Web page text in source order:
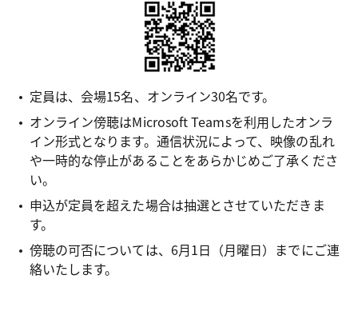
定員は、会場15名、オンライン30名です。
オンライン傍聴はMicrosoft Teamsを利用したオンラ
イン形式となります。通信状況によって、映像の乱れ
や一時的な停止があることをあらかじめご了承くださ
い。
申込が定員を超えた場合は抽選とさせていただきま
す。
傍聴の可否については、6月1日（月曜日）までにご連
絡いたします。